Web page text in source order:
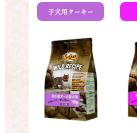
子犬用ターキー